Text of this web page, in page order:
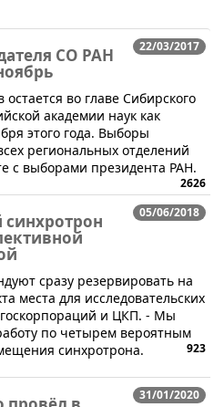
22/03/2017
СО РАН
остается во главе Сибирского
академии наук как
этого года. Выборы
региональных отделений
с выборами президента РАН.
2626
05/06/2018
сразу резервировать на
места для исследовательских
и ЦКП. - Мы
по четырем вероятным
синхротрона.
923
31/01/2020